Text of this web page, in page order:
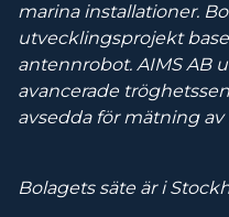
marina installationer.
utvecklingsprojekt
antennrobot. AIMS AB
avancerade
avsedda för mätning
Bolagets säte är i